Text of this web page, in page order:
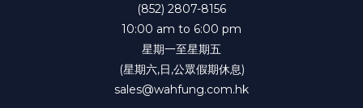
(852) 2807-8156
10:00 am to 6:00 pm
星期一至星期五
(星期六,日,公眾假期休息)
sales@wahfung.com.hk